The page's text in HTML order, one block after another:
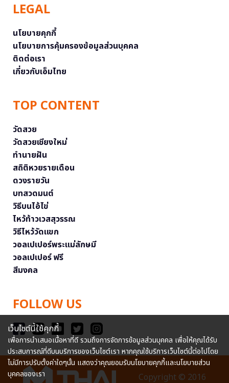
LEGAL
นโยบายคุกกี้
นโยบายการคุ้มครองข้อมูลส่วนบุคคล
ติดต่อเรา
เกี่ยวกับเอ็มไทย
TOP CONTENT
วัดสวย
วัดสวยเชียงใหม่
ทำนายฝัน
สถิติหวยรายเดือน
ดวงรายวัน
บทสวดมนต์
วิธีบนไอ้ไข่
ไหว้ท้าวเวสสุวรรณ
วิธีไหว้วัดแขก
วอลเปเปอร์พระแม่ลักษมี
วอลเปเปอร์ ฟรี
สีมงคล
FOLLOW US
Copyright © 2016
เว็บไซต์นี้ใช้คุกกี้
เพื่อการนำเสนอเนื้อหาที่ดี รวมถึงการจัดการข้อมูลส่วนบุคคล เพื่อให้คุณได้รับ
ประสบการณ์ที่ดีบนบริการของเว็บไซต์เรา หากคุณใช้บริการเว็บไซต์นี้ต่อไปโดย
ไม่มีการปรับตั้งค่าใดๆนั้น แสดงว่าคุณยอมรับนโยบายคุกกี้และนโยบายส่วน
บุคคลของเรา